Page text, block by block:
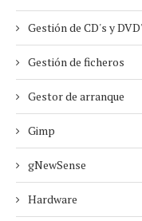
Gestión de CD's y
Gestión de ficheros
Gestor de arranque
Gimp
gNewSense
Hardware